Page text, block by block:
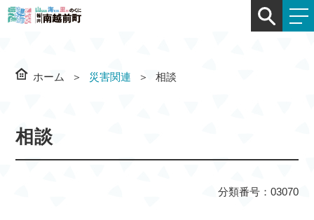
ホーム 災害関連 相談
相談
分類番号：03070